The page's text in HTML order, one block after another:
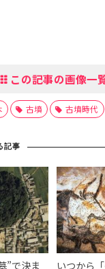
この記事の画像一
古墳 古墳時代
記事
”で決ま
いつから